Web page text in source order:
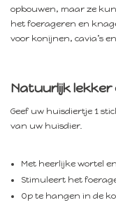
opbouwen, maar ze
het foerageren en
voor konijnen, cavia’s
Natuurlijk
Geef uw huisdiertje 1
van uw huisdier.
Met heerlijke wortel
Stimuleert het
Op te hangen in de